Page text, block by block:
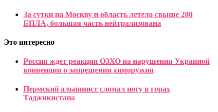
За сутки на Москву и область летело свыше 200
БПЛА, большая часть нейтрализована
Это интересно
Россия ждет реакции ОЗХО на нарушения Украиной
конвенции о запрещении химоружия
Пермский альпинист сломал ногу в горах
Таджикистана